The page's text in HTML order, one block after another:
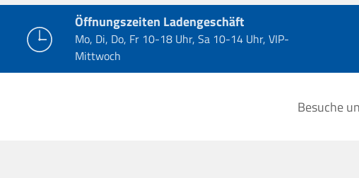
Öffnungszeiten Ladengeschäft
Mo, Di, Do, Fr 10-18 Uhr, Sa 10-14 Uhr, VIP-
Mittwoch
Besuche